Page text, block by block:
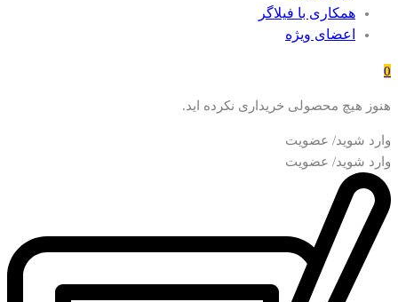
همکاری با فیلاگر
اعضای ویژه
0
هنوز هیچ محصولی خریداری نکرده اید.
وارد شوید/ عضویت
وارد شوید/ عضویت